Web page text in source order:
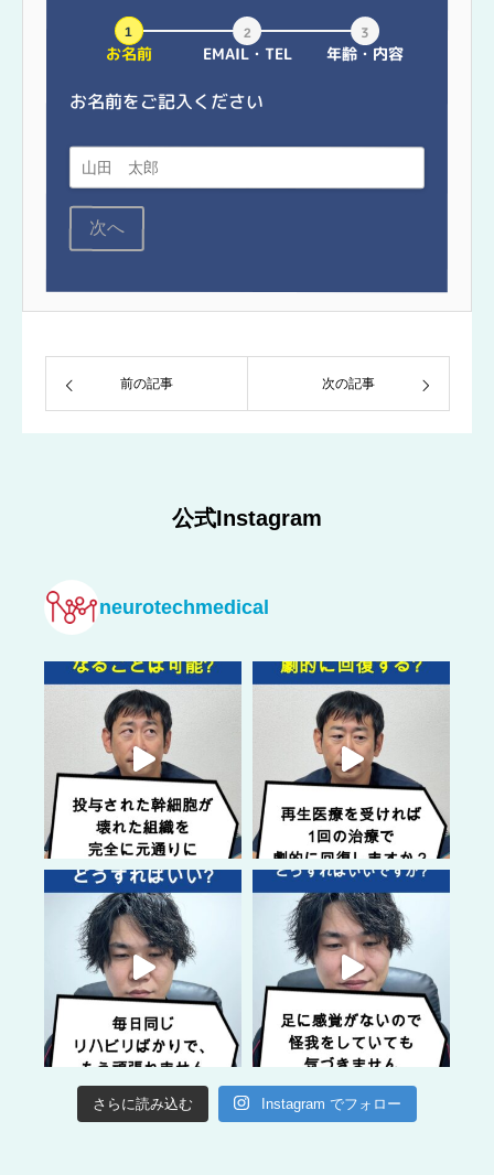
お名前 EMAIL・TEL 年齢・内容
お名前をご記入ください
次へ
前の記事 次の記事
公式Instagram
neurotechmedical
さらに読み込む Instagram でフォロー